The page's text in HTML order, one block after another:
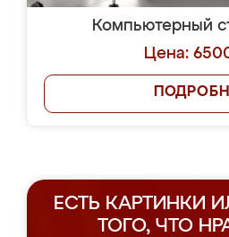
Компьютерный
Цена:
ЕСТЬ КАРТИНКИ
ТОГО, ЧТО